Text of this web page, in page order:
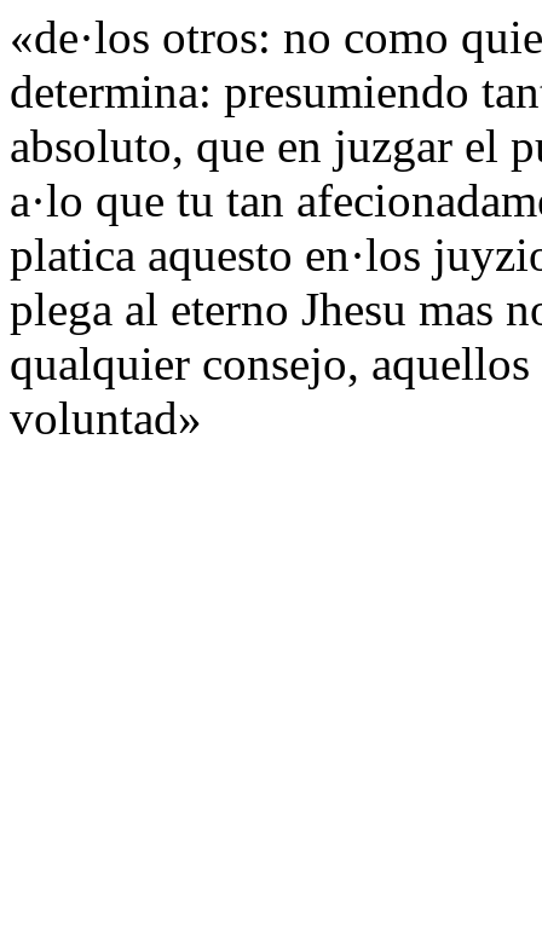
«de·los otros: no como
determina: presumiendo
absoluto, que en juzgar el
a·lo que tu tan
platica aquesto en·los
plega al eterno Jhesu mas
qualquier consejo,
voluntad»